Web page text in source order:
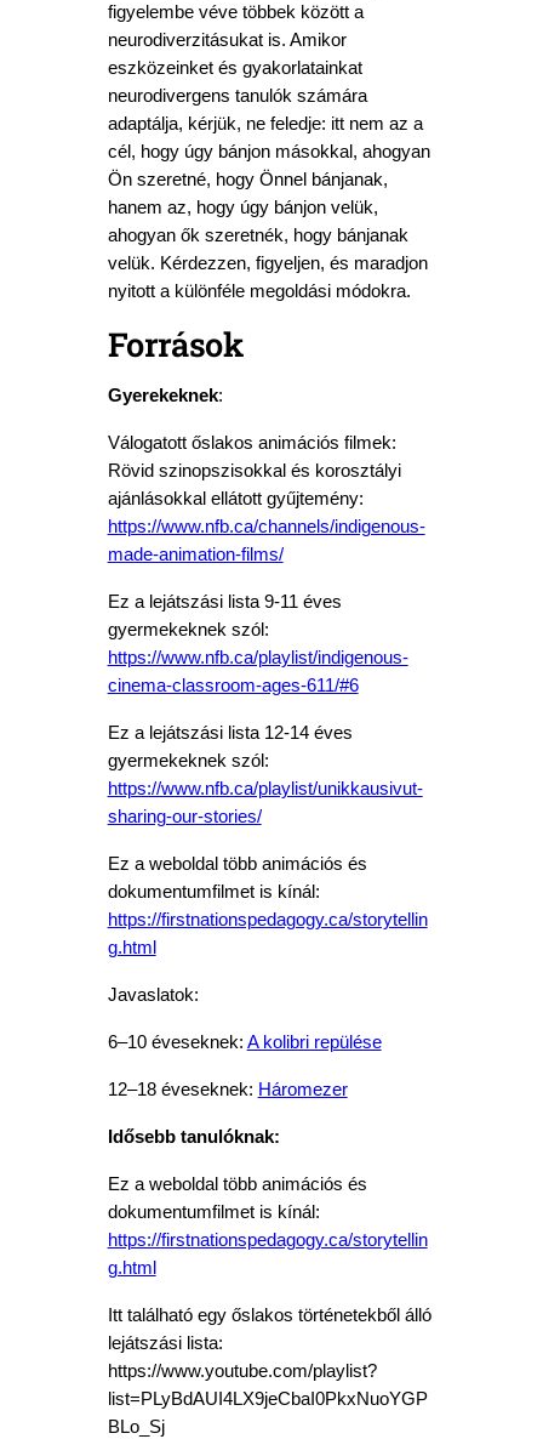
figyelembe véve többek között a
neurodiverzitásukat is. Amikor
eszközeinket és gyakorlatainkat
neurodivergens tanulók számára
adaptálja, kérjük, ne feledje: itt nem az a
cél, hogy úgy bánjon másokkal, ahogyan
Ön szeretné, hogy Önnel bánjanak,
hanem az, hogy úgy bánjon velük,
ahogyan ők szeretnék, hogy bánjanak
velük. Kérdezzen, figyeljen, és maradjon
nyitott a különféle megoldási módokra.
Források
Gyerekeknek:
Válogatott őslakos animációs filmek:
Rövid szinopszisokkal és korosztályi
ajánlásokkal ellátott gyűjtemény:
https://www.nfb.ca/channels/indigenous-
made-animation-films/
Ez a lejátszási lista 9-11 éves
gyermekeknek szól:
https://www.nfb.ca/playlist/indigenous-
cinema-classroom-ages-611/#6
Ez a lejátszási lista 12-14 éves
gyermekeknek szól:
https://www.nfb.ca/playlist/unikkausivut-
sharing-our-stories/
Ez a weboldal több animációs és
dokumentumfilmet is kínál:
https://firstnationspedagogy.ca/storytellin
g.html
Javaslatok:
6–10 éveseknek: A kolibri repülése
12–18 éveseknek: Háromezer
Idősebb tanulóknak:
Ez a weboldal több animációs és
dokumentumfilmet is kínál:
https://firstnationspedagogy.ca/storytellin
g.html
Itt található egy őslakos történetekből álló
lejátszási lista:
https://www.youtube.com/playlist?
list=PLyBdAUI4LX9jeCbaI0PkxNuoYGP
BLo_Sj